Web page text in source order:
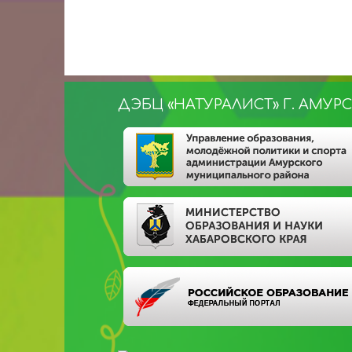
ДЭБЦ «НАТУРАЛИСТ» Г.